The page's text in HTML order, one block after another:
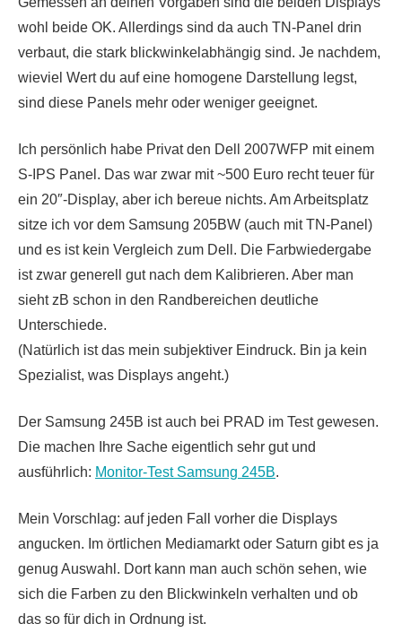
wohl beide OK. Allerdings sind da auch TN-Panel drin
verbaut, die stark blickwinkelabhängig sind. Je nachdem,
wieviel Wert du auf eine homogene Darstellung legst,
sind diese Panels mehr oder weniger geeignet.
Ich persönlich habe Privat den Dell 2007WFP mit einem
S-IPS Panel. Das war zwar mit ~500 Euro recht teuer für
ein 20″-Display, aber ich bereue nichts. Am Arbeitsplatz
sitze ich vor dem Samsung 205BW (auch mit TN-Panel)
und es ist kein Vergleich zum Dell. Die Farbwiedergabe
ist zwar generell gut nach dem Kalibrieren. Aber man
sieht zB schon in den Randbereichen deutliche
Unterschiede.
(Natürlich ist das mein subjektiver Eindruck. Bin ja kein
Spezialist, was Displays angeht.)
Der Samsung 245B ist auch bei PRAD im Test gewesen.
Die machen Ihre Sache eigentlich sehr gut und
ausführlich: Monitor-Test Samsung 245B.
Mein Vorschlag: auf jeden Fall vorher die Displays
angucken. Im örtlichen Mediamarkt oder Saturn gibt es ja
genug Auswahl. Dort kann man auch schön sehen, wie
sich die Farben zu den Blickwinkeln verhalten und ob
das so für dich in Ordnung ist.